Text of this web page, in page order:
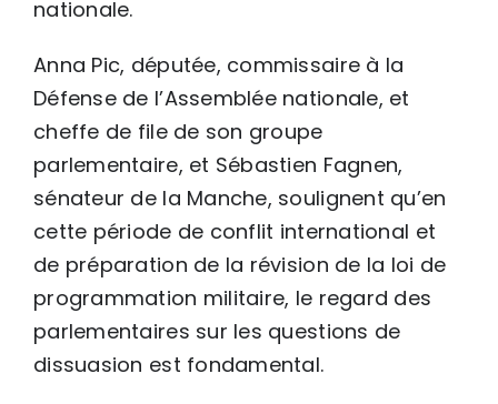
nationale.
Anna Pic, députée, commissaire à la
Défense de l’Assemblée nationale, et
cheffe de file de son groupe
parlementaire, et Sébastien Fagnen,
sénateur de la Manche, soulignent qu’en
cette période de conflit international et
de préparation de la révision de la loi de
programmation militaire, le regard des
parlementaires sur les questions de
dissuasion est fondamental.